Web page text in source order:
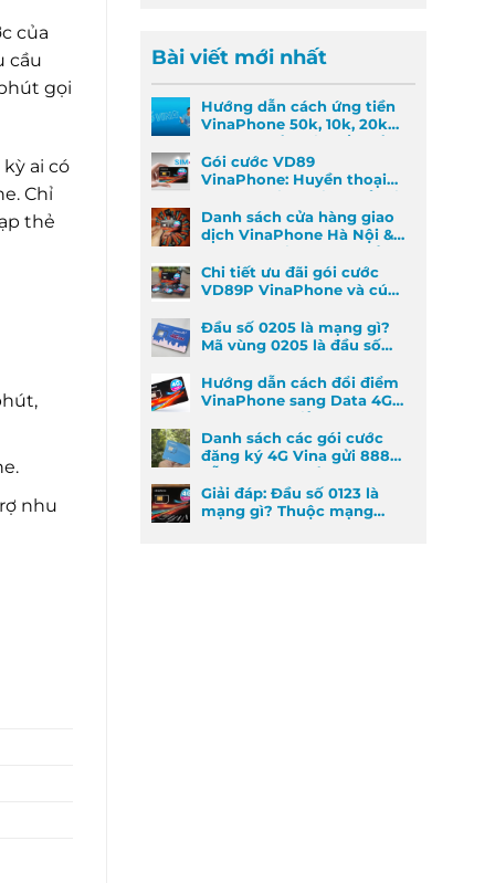
của
cầu
gọi
ai có
Chỉ
thẻ
nhu
Bài viết mới nhất
Hướng dẫn cách ứng tiền
VinaPhone 50k, 10k, 20k
nhanh nhất khi khẩn cấp
Gói cước VD89
VinaPhone: Huyền thoại
Data & Gọi thoại đã trở lại
Danh sách cửa hàng giao
dịch VinaPhone Hà Nội &
Cách tìm VinaPhone gần
đây
Chi tiết ưu đãi gói cước
VD89P VinaPhone và cú
Đầu số 0205 là mạng gì?
Mã vùng 0205 là đầu số
Hướng dẫn cách đổi điểm
VinaPhone sang Data 4G
cực kỳ đơn giản
Danh sách các gói cước
đăng ký 4G Vina gửi 888
dễ đăng ký nhất
Giải đáp: Đầu số 0123 là
mạng gì? Thuộc mạng